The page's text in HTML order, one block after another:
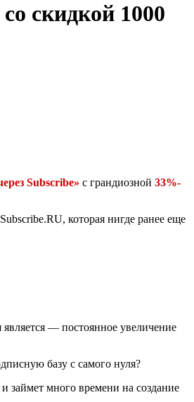
скидкой 1000
Subscribe» с грандиозной 33%-
которая нигде ранее еще
— постоянное увеличение
базу с самого нуля?
займет много времени на создание